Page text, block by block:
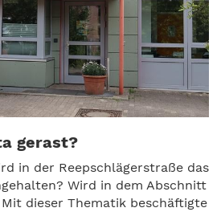
gerast?
in der Reepschlägerstraße das
Wird in dem Abschnitt
dieser Thematik beschäftigte